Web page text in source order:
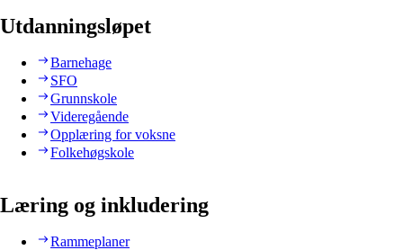
Utdanningsløpet
Barnehage
SFO
Grunnskole
Videregående
Opplæring for voksne
Folkehøgskole
Læring og inkludering
Rammeplaner